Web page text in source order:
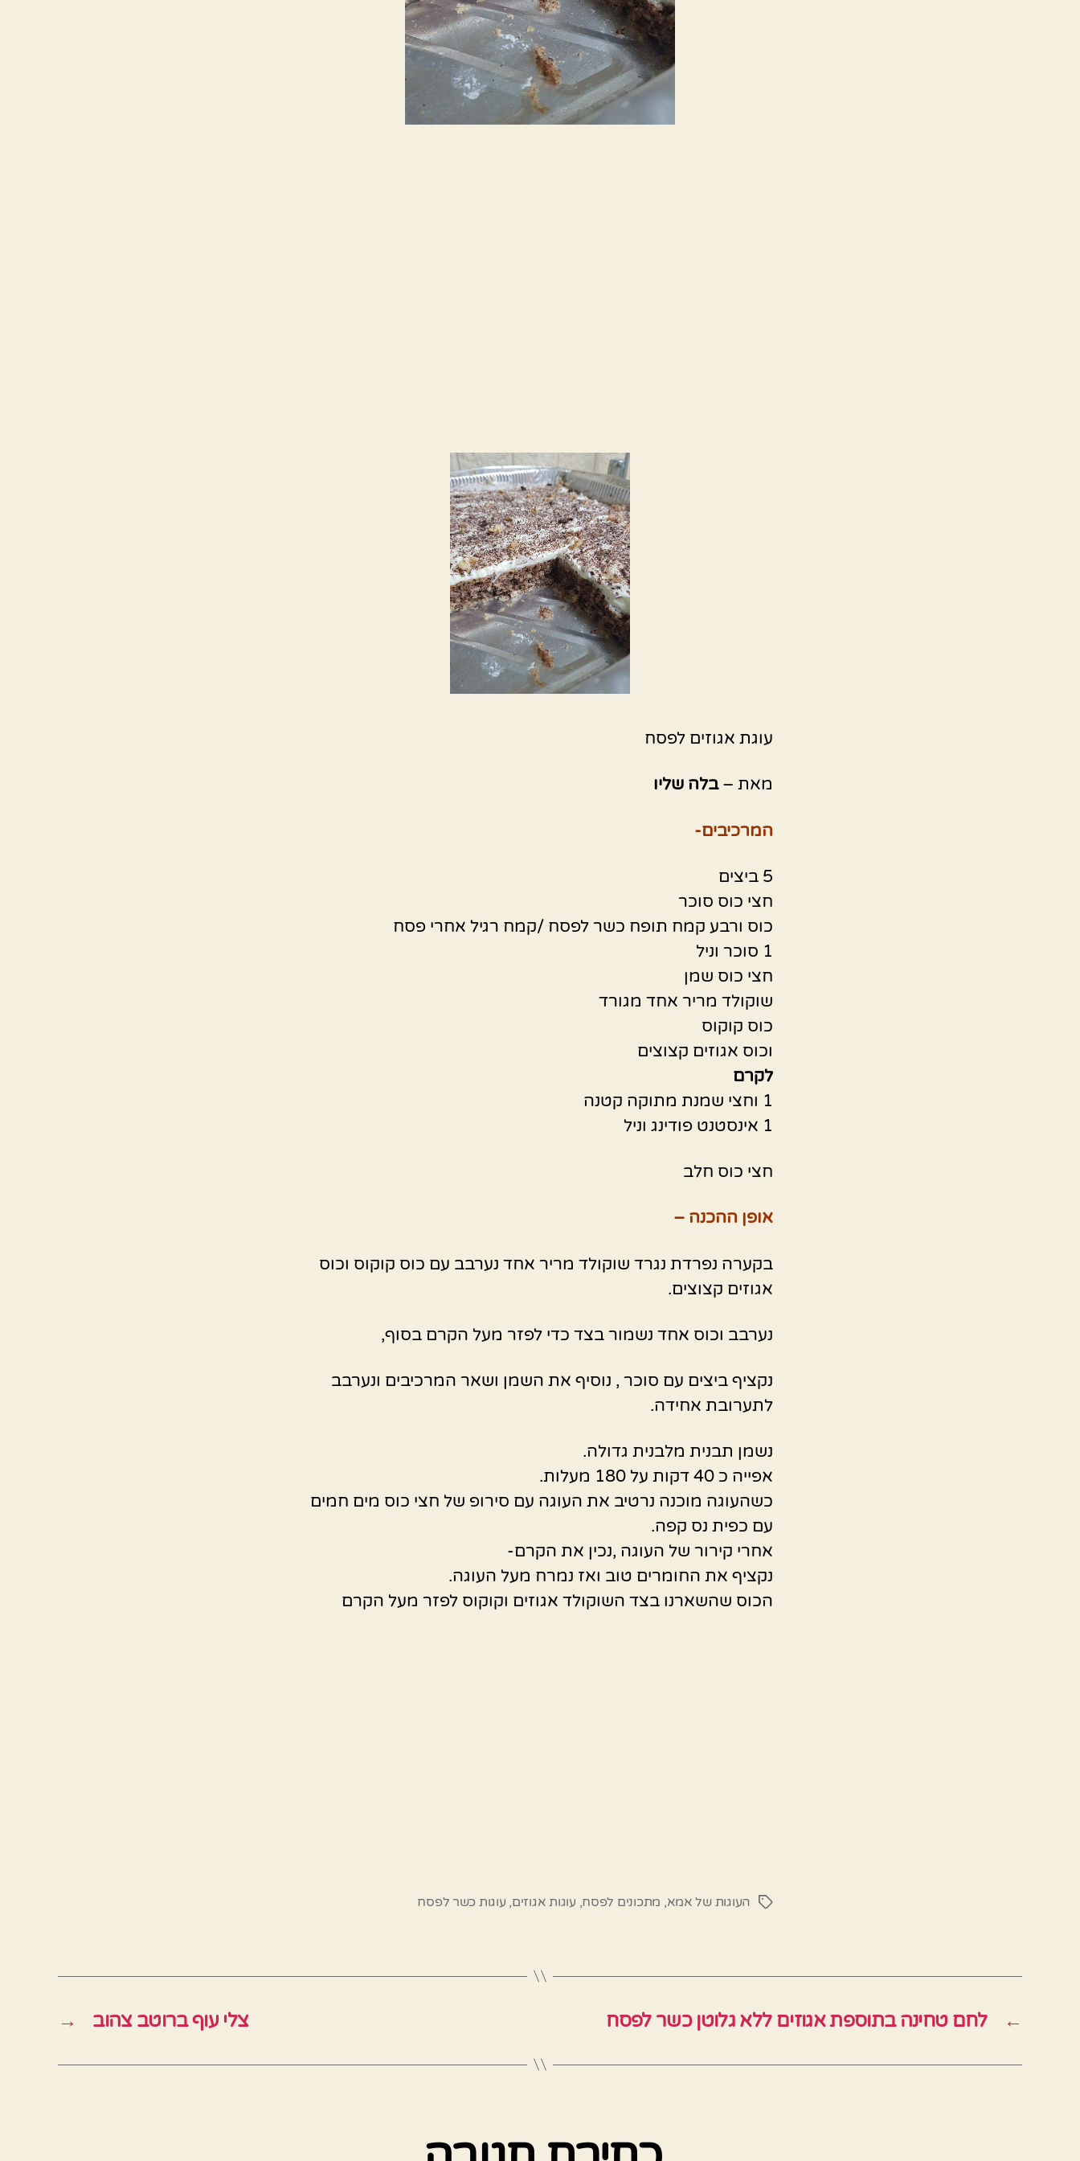
עוגת אגוזים לפסח
מאת –בלה שליו
המרכיבים-
5 ביצים
חצי כוס סוכר
כוס ורבע קמח תופח כשר לפסח /קמח רגיל אחרי פסח
1 סוכר וניל
חצי כוס שמן
שוקולד מריר אחד מגורד
כוס קוקוס
וכוס אגוזים קצוצים
לקרם
1 וחצי שמנת מתוקה קטנה
1 אינסטנט פודינג וניל
חצי כוס חלב
אופן ההכנה –
בקערה נפרדת נגרד שוקולד מריר אחד נערבב עם כוס קוקוס וכוס
אגוזים קצוצים.
נערבב וכוס אחד נשמור בצד כדי לפזר מעל הקרם בסוף,
נקציף ביצים עם סוכר , נוסיף את השמן ושאר המרכיבים ונערבב
לתערובת אחידה.
נשמן תבנית מלבנית גדולה.
אפייה כ 40 דקות על 180 מעלות.
כשהעוגה מוכנה נרטיב את העוגה עם סירופ של חצי כוס מים חמים
עם כפית נס קפה.
אחרי קירור של העוגה ,נכין את הקרם-
נקציף את החומרים טוב ואז נמרח מעל העוגה.
הכוס שהשארנו בצד השוקולד אגוזים וקוקוס לפזר מעל הקרם
תגיותהעוגות של אמא, מתכונים לפסח, עוגות אגוזים, עוגות כשר לפסח
← לחם טחינה בתוספת אגוזים ללא גלוטן כשר לפסח → צלי עוף ברוטב צהוב